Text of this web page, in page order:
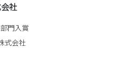
社
門入賞
式会社